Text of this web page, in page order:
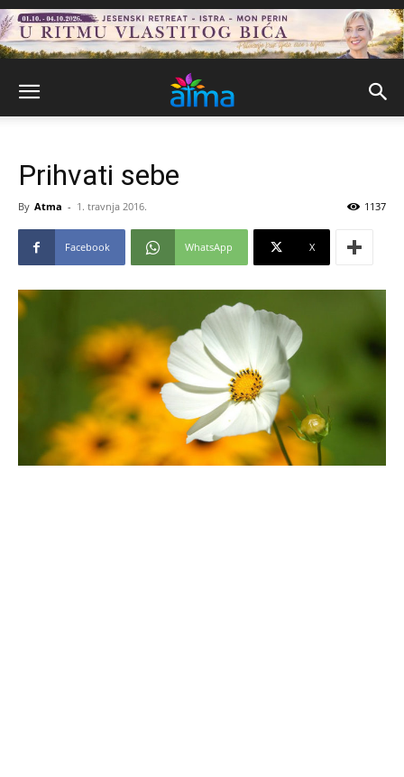
Prihvati sebe
By Atma - 1. travnja 2016. 1137
Facebook WhatsApp X